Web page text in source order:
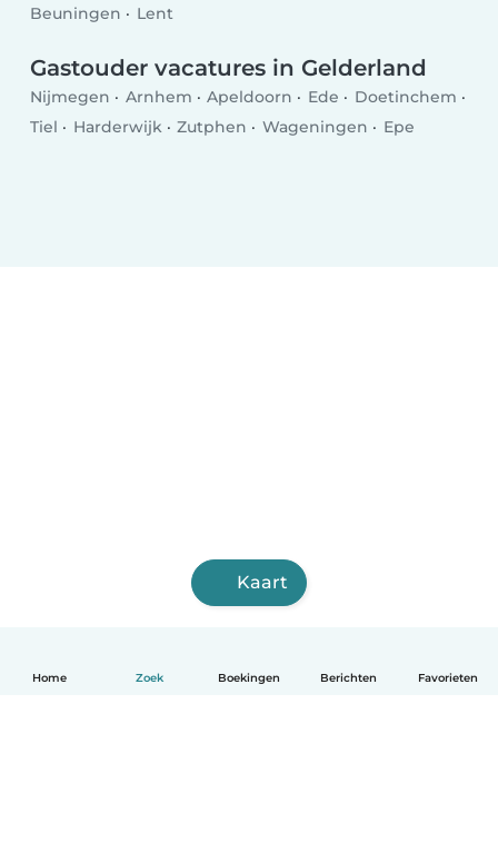
Home Zoek Boekingen Berichten Favorieten
Beuningen Lent
Gastouder vacatures in Gelderland
Nijmegen Arnhem Apeldoorn Ede
Doetinchem
Tiel
Harderwijk Zutphen Wageningen Epe
Kaart